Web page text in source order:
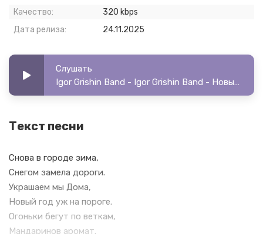
Качество:
320 kbps
Дата релиза:
24.11.2025
Слушать
Igor Grishin Band - Igor Grishin Band - Новый Год
Текст песни
Снова в городе зима,
Снегом замела дороги.
Украшаем мы Дома,
Новый год уж на пороге.
Огоньки бегут по веткам,
Мандаринов аромат.